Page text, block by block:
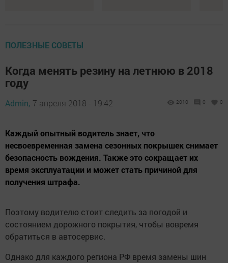
ПОЛЕЗНЫЕ СОВЕТЫ
Когда менять резину на летнюю в 2018
году
Admin, 7 апреля 2018 - 19:42 2010 0 0
Каждый опытный водитель знает, что
несвоевременная замена сезонных покрышек снимает
безопасность вождения. Также это сокращает их
время эксплуатации и может стать причиной для
получения штрафа.
Поэтому водителю стоит следить за погодой и
состоянием дорожного покрытия, чтобы вовремя
обратиться в автосервис.
Однако для каждого региона РФ время замены шин